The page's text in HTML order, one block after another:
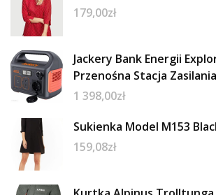
179,00zł
Jackery Bank Energii
Przenośna Stacja Zasilania
1 398,00zł
Sukienka Model M153
159,08zł